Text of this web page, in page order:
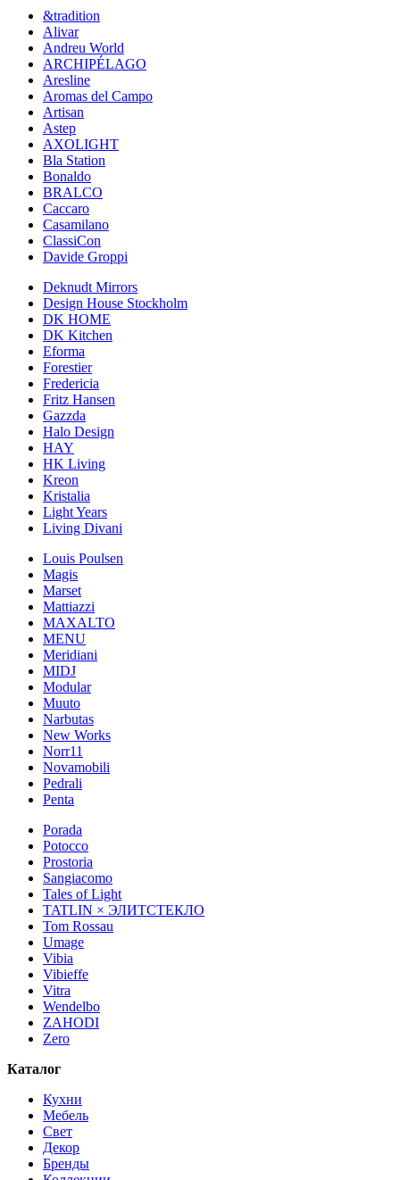
&tradition
Alivar
Andreu World
ARCHIPÉLAGO
Aresline
Aromas del Campo
Artisan
Astep
AXOLIGHT
Bla Station
Bonaldo
BRALCO
Caccaro
Casamilano
ClassiCon
Davide Groppi
Deknudt Mirrors
Design House Stockholm
DK HOME
DK Kitchen
Eforma
Forestier
Fredericia
Fritz Hansen
Gazzda
Halo Design
HAY
HK Living
Kreon
Kristalia
Light Years
Living Divani
Louis Poulsen
Magis
Marset
Mattiazzi
MAXALTO
MENU
Meridiani
MIDJ
Modular
Muuto
Narbutas
New Works
Norr11
Novamobili
Pedrali
Penta
Porada
Potocco
Prostoria
Sangiacomo
Tales of Light
TATLIN × ЭЛИТСТЕКЛО
Tom Rossau
Umage
Vibia
Vibieffe
Vitra
Wendelbo
ZAHODI
Zero
Каталог
Кухни
Мебель
Свет
Декор
Бренды